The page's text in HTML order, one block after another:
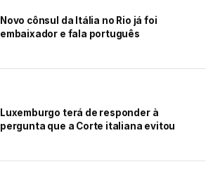
Novo cônsul da Itália no Rio já foi
embaixador e fala português
Luxemburgo terá de responder à
pergunta que a Corte italiana evitou